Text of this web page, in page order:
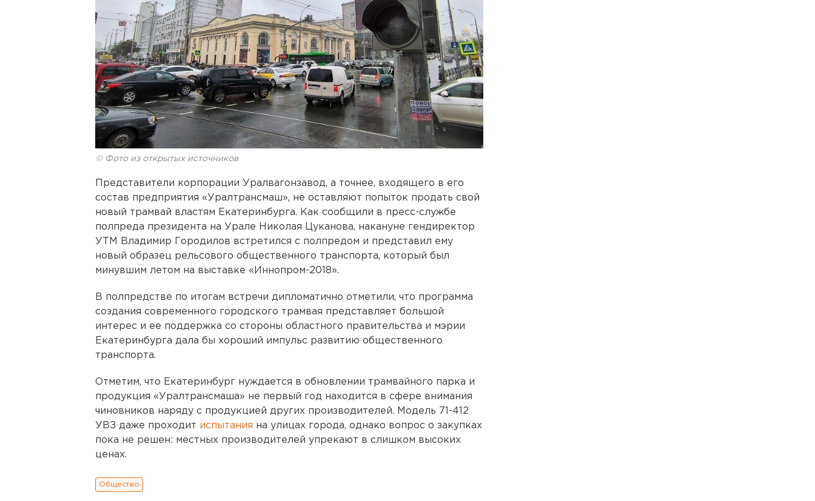
© Фото из открытых источников
Представители корпорации Уралвагонзавод, а точнее, входящего в его
состав предприятия «Уралтрансмаш», не оставляют попыток продать свой
новый трамвай властям Екатеринбурга. Как сообщили в пресс-службе
полпреда президента на Урале Николая Цуканова, накануне гендиректор
УТМ Владимир Городилов встретился с полпредом и представил ему
новый образец рельсового общественного транспорта, который был
минувшим летом на выставке «Иннопром-2018».
В полпредстве по итогам встречи дипломатично отметили, что программа
создания современного городского трамвая представляет большой
интерес и ее поддержка со стороны областного правительства и мэрии
Екатеринбурга дала бы хороший импульс развитию общественного
транспорта.
Отметим, что Екатеринбург нуждается в обновлении трамвайного парка и
продукция «Уралтрансмаша» не первый год находится в сфере внимания
чиновников наряду с продукцией других производителей. Модель 71-412
УВЗ даже проходит испытания на улицах города, однако вопрос о закупках
пока не решен: местных производителей упрекают в слишком высоких
ценах.
Общество